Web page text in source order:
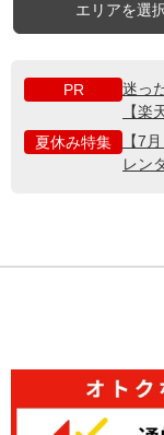
エリアを選
PR
迷っ
【楽
夏休み特集
【7
レン